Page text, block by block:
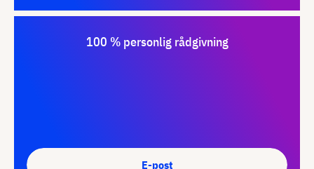
100 % personlig rådgivning
E-post